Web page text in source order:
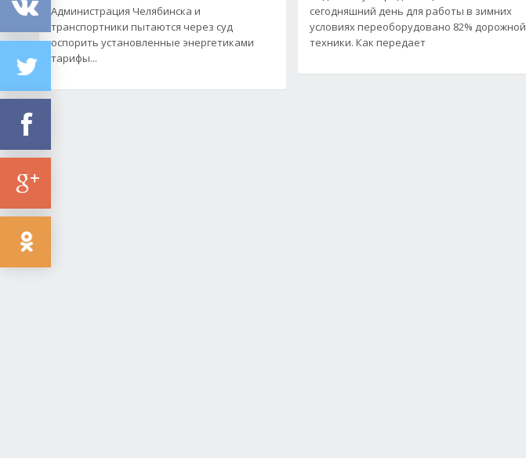
Администрация Челябинска и
транспортники пытаются через суд
оспорить установленные энергетиками
тарифы...
сегодняшний день для работы в зимних
условиях переоборудовано 82% дорожной
техники. Как передает